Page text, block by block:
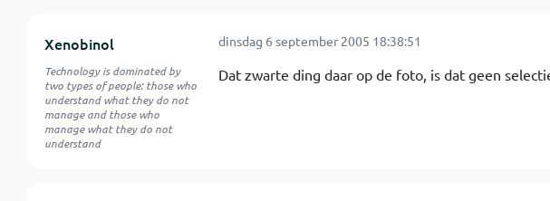
Xenobinol
Technology is dominated by
two types of people: those who
understand what they do not
manage and those who
manage what they do not
understand
dinsdag 6 september 2005 18:38:51
Dat zwarte ding daar op de foto, is dat geen